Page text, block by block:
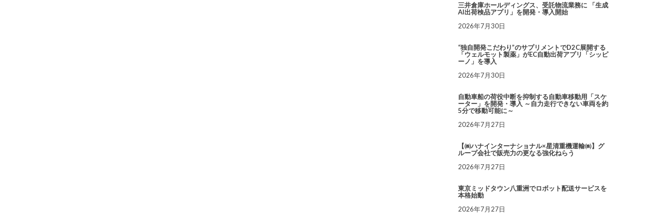
三井倉庫ホールディングス、受託物流業務に 「生成
AI出荷検品アプリ」を開発・導入開始
2026年7月30日
“独自開発こだわり”のサプリメントでD2C展開する
「ウェルモット製薬」がEC自動出荷アプリ「シッピ
ーノ」を導入
2026年7月30日
自動車船の荷役中断を抑制する自動車移動用「スケ
ーター」を開発・導入 ～自力走行できない車両を約
5分で移動可能に～
2026年7月27日
【㈱ハナインターナショナル×星清重機運輸㈱】グ
ループ会社で販売力の更なる強化ねらう
2026年7月27日
東京ミッドタウン八重洲でロボット配送サービスを
本格始動
2026年7月27日